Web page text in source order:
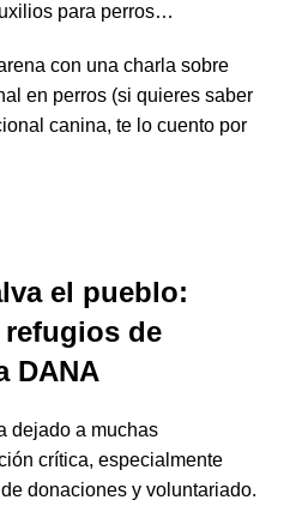
para perros…
con una charla sobre
en perros (si quieres saber
canina, te lo cuento por
el pueblo:
de
DANA
dejado a muchas
crítica, especialmente
donaciones y voluntariado.